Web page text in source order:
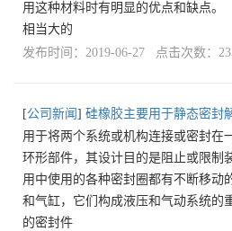
用这种材料时有明显的优点和缺
相当大的
发布时间：2019-06-27 点击次数：
[公司新闻 ] 硅橡胶主要用于静态密封
用于将两个系统或机构连接或密封在
环形部件，其设计目的是阻止或限制
用中使用的各种密封圈都有不断移动
和气缸，它们构成液压和气动系统的
的密封件